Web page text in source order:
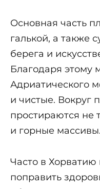
Основная часть
галькой, а также
берега и
Благодаря этому
Адриатического
и чистые. Вокруг
простираются не
и горные массивы.
Часто в
поправить